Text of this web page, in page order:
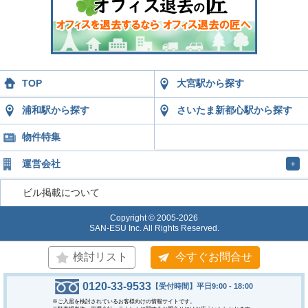
検討リスト 今すぐお問合せ
0120-33-9533 【受付時間】平日9:00 - 18:00
※ご入居を検討されているお客様向けの情報サイトです。
TOP 大宮駅から探す
浦和駅から探す さいたま新都心駅から探す
物件特集
運営会社 ＋
ビル掲載について
Copyright © 2005-2026
SAN-ESU Inc. All Rights Reserved.